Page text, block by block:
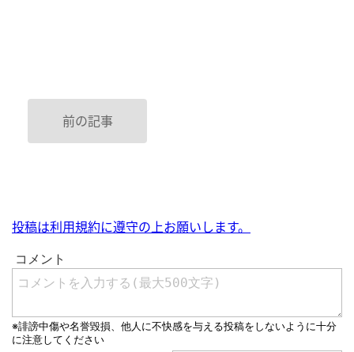
前の記事
投稿は利用規約に遵守の上お願いします。